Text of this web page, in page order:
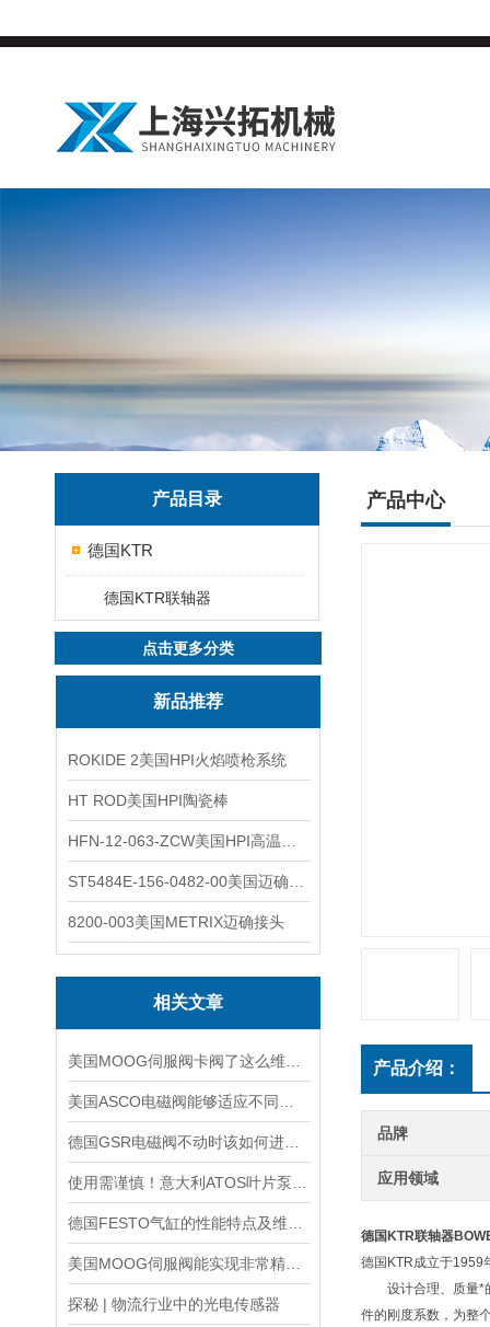
产品目录
德国KTR
德国KTR联轴器
点击更多分类
新品推荐
ROKIDE 2美国HPI火焰喷枪系统
HT ROD美国HPI陶瓷棒
8200-003美国METRIX迈确接头
相关文章
探秘 | 物流行业中的光电传感器
产品中心
产品介绍：
品牌
应用领域
德国KTR联轴器
德国KTR成立于1959
设计合理、质量*的
件的刚度系数，为整